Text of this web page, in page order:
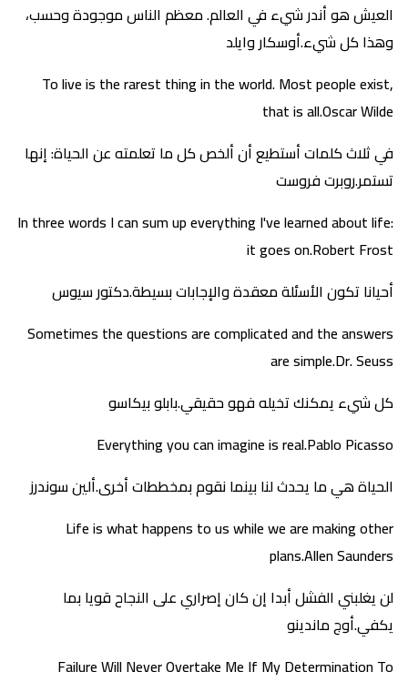
العيش هو أندر شيء في العالم. معظم الناس موجودة وحسب،
وهذا كل شيء.أوسكار وايلد
To live is the rarest thing in the world. Most people exist,
that is all.Oscar Wilde
في ثلاث كلمات أستطيع أن ألخص كل ما تعلمته عن الحياة: إنها
تستمر.روبرت فروست
In three words I can sum up everything I've learned about life:
it goes on.Robert Frost
أحيانا تكون الأسئلة معقدة والإجابات بسيطة.دكتور سيوس
Sometimes the questions are complicated and the answers
are simple.Dr. Seuss
كل شيء يمكنك تخيله فهو حقيقي.بابلو بيكاسو
Everything you can imagine is real.Pablo Picasso
الحياة هي ما يحدث لنا بينما نقوم بمخططات أخرى.ألين سوندرز
Life is what happens to us while we are making other
plans.Allen Saunders
لن يغلبني الفشل أبدا إن كان إصراري على النجاح قويا بما
يكفي.أوج ماندينو
Failure Will Never Overtake Me If My Determination To